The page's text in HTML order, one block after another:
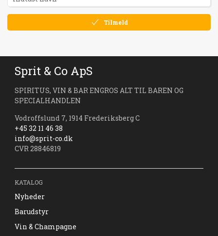
Tilmeld
Sprit & Co ApS
SPIRITUS, VIN & BAR ENGROS ALT TIL BAREN OG
SPECIALHANDLEN
Vodroffslund 7, 1914 Frederiksberg C
+45 32 11 46 38
info@sprit-co.dk
CVR 28846819
KATALOG
Nyheder
Barudstyr
Vin & Champagne